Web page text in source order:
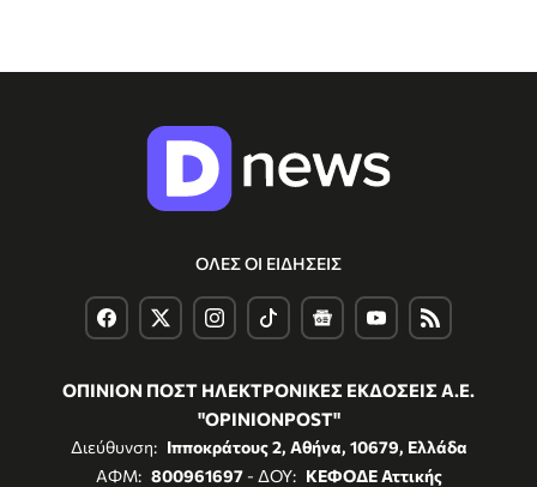
ΟΛΕΣ ΟΙ ΕΙΔΗΣΕΙΣ
ΟΠΙΝΙΟΝ ΠΟΣΤ ΗΛΕΚΤΡΟΝΙΚΕΣ ΕΚΔΟΣΕΙΣ Α.Ε.
"OPINIONPOST"
Διεύθυνση: Ιπποκράτους 2, Αθήνα, 10679, Ελλάδα
ΑΦΜ: 800961697- ΔΟΥ: ΚΕΦΟΔΕ Αττικής